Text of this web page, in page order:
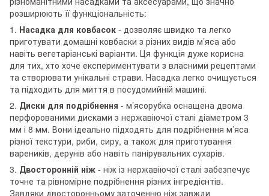
розширюють її функціональність:
1. Насадка для ковбасок - дозволяє швидко та легко
приготувати домашні ковбаски з різних видів м’яса або
навіть вегетаріанські варіанти. Ця функція дуже корисна
для тих, хто хоче експериментувати з власними рецептами
та створювати унікальні страви. Насадка легко очищується
та підходить для миття в посудомийній машині.
2. Диски для подрібнення - м’ясорубка оснащена двома
перфорованими дисками з нержавіючої сталі діаметром 3
мм і 8 мм. Вони ідеально підходять для подрібнення м’яса
різної текстури, риби, сиру, а також для приготування
вареників, дерунів або навіть панірувальних сухарів.
3. Двосторонній ніж - ніж із нержавіючої сталі забезпечує
точне та рівномірне подрібнення різних інгредієнтів.
Завдяки двосторонньому заточенню ніж завжди